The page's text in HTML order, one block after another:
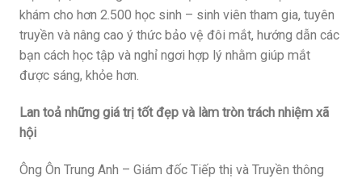
khám cho hơn 2.500 học sinh – sinh viên tham gia, tuyên
truyền và nâng cao ý thức bảo vệ đôi mắt, hướng dẫn các
bạn cách học tập và nghỉ ngơi hợp lý nhằm giúp mắt
được sáng, khỏe hơn.
Lan toả những giá trị tốt đẹp và làm tròn trách nhiệm xã
hội
Ông Ôn Trung Anh – Giám đốc Tiếp thị và Truyền thông